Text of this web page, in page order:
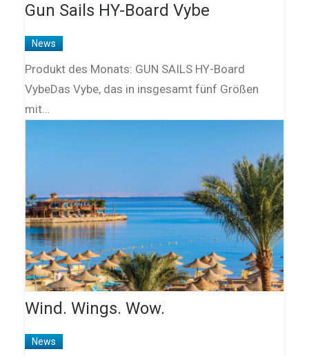
Gun Sails HY-Board Vybe
News
Produkt des Monats: GUN SAILS HY-Board
VybeDas Vybe, das in insgesamt fünf Größen
mit…
Wind. Wings. Wow.
News